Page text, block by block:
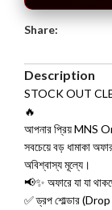
Share:
Description
STOCK OUT
🔥
আপনার প্রিয় MNS
সবচেয়ে বড় ধামাকা
অবিশ্বাস্য মূল্যে।
📢✨ অফারে যা যা
✅ ড্রপ শোল্ডার (Drop